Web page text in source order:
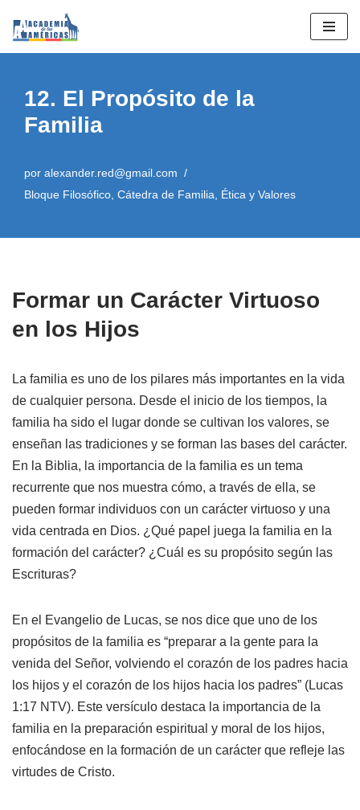
Saltar
contenido
12. El Propósito de la
Familia
por alexander.red@gmail.com
Bloque Filosófico, Cátedra de Familia, Ética y Valores
Formar un Carácter Virtuoso
en los Hijos
La familia es uno de los pilares más importantes en la vida
de cualquier persona. Desde el inicio de los tiempos, la
familia ha sido el lugar donde se cultivan los valores, se
enseñan las tradiciones y se forman las bases del carácter.
En la Biblia, la importancia de la familia es un tema
recurrente que nos muestra cómo, a través de ella, se
pueden formar individuos con un carácter virtuoso y una
vida centrada en Dios. ¿Qué papel juega la familia en la
formación del carácter? ¿Cuál es su propósito según las
Escrituras?
En el Evangelio de Lucas, se nos dice que uno de los
propósitos de la familia es “preparar a la gente para la
venida del Señor, volviendo el corazón de los padres hacia
los hijos y el corazón de los hijos hacia los padres” (Lucas
1:17 NTV). Este versículo destaca la importancia de la
familia en la preparación espiritual y moral de los hijos,
enfocándose en la formación de un carácter que refleje las
virtudes de Cristo.